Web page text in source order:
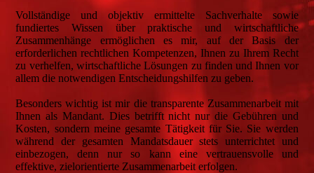
Vollständige und objektiv ermittelte Sachverhalte sowie
fundiertes Wissen über praktische und wirtschaftliche
Zusammenhänge ermöglichen es mir, auf der Basis der
erforderlichen rechtlichen Kompetenzen, Ihnen zu Ihrem Recht
zu verhelfen, wirtschaftliche Lösungen zu finden und Ihnen vor
allem die notwendigen Entscheidungshilfen zu geben.
Besonders wichtig ist mir die transparente Zusammenarbeit mit
Ihnen als Mandant. Dies betrifft nicht nur die Gebühren und
Kosten, sondern meine gesamte Tätigkeit für Sie. Sie werden
während der gesamten Mandatsdauer stets unterrichtet und
einbezogen, denn nur so kann eine vertrauensvolle und
effektive, zielorientierte Zusammenarbeit erfolgen.